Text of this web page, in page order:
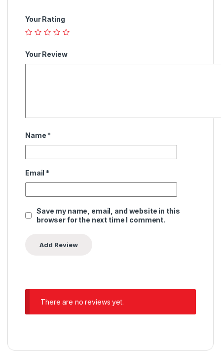
Your Rating
Your Review
Name *
Email *
Save my name, email, and website in this
browser for the next time I comment.
There are no reviews yet.